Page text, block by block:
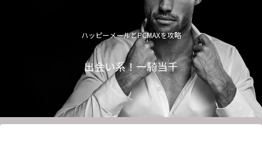
ハッピーメールとPCMAXを攻略
出会い系！一騎当千